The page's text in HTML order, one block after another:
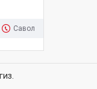
Савол